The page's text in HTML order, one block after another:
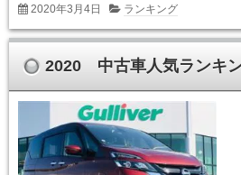
2020年3月4日 ランキング
2020 中古車人気ランキ